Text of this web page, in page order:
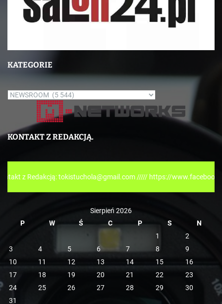
KATEGORIE
K
e
i
e
KONTAKT Z REDAKCJĄ.
tokistuchola@gmail.com ///// https://www.facebook.com/
Sierpień 2026
P
W Ś C P S
N
1
2
3
4 5 6 7 8
9
10
11 12 13 14 15
16
17
18 19 20 21 22
23
24
25 26 27 28 29
30
31